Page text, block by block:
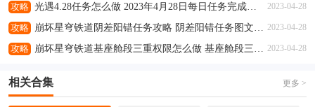
攻略 2023-04-28
攻略 2023-04-28
攻略 2023-04-28
相关合集 更多 >